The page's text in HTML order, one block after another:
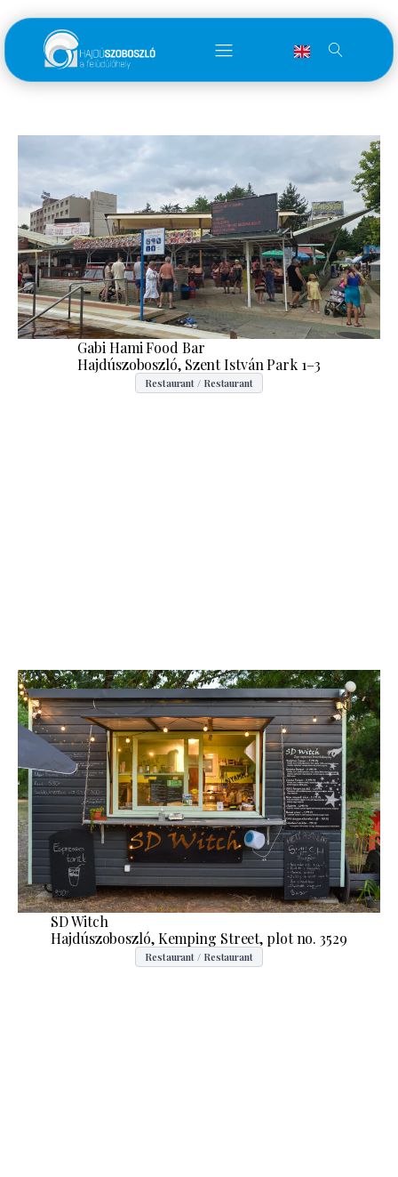
Gabi Hami Food Bar
Hajdúszoboszló, Szent István Park 1–3
Restaurant / Restaurant
SD Witch
Hajdúszoboszló, Kemping Street, plot no. 3529
Restaurant / Restaurant